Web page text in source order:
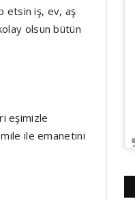
etsin iş, ev, aş
olsun bütün
eşimizle
ile emanetini